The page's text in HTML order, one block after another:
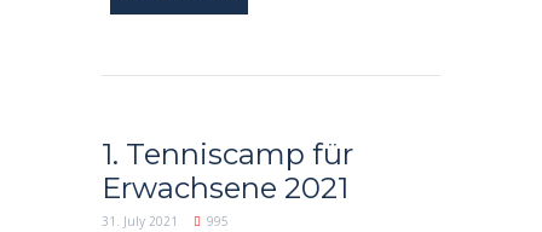
1. Tenniscamp für
Erwachsene 2021
31. July 2021 995